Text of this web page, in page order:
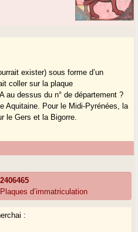
exister) sous forme d’un
coller sur la plaque
au dessus du n° de département ?
Aquitaine. Pour le Midi-Pyrénées, la
le Gers et la Bigorre.
d’immatriculation
: